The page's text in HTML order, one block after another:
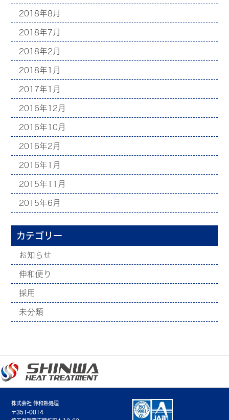
2018年8月
2018年7月
2018年2月
2018年1月
2017年1月
2016年12月
2016年10月
2016年2月
2016年1月
2015年11月
2015年6月
カテゴリー
お知らせ
伸和便り
採用
未分類
株式会社 伸和熱処理
〒351-0014